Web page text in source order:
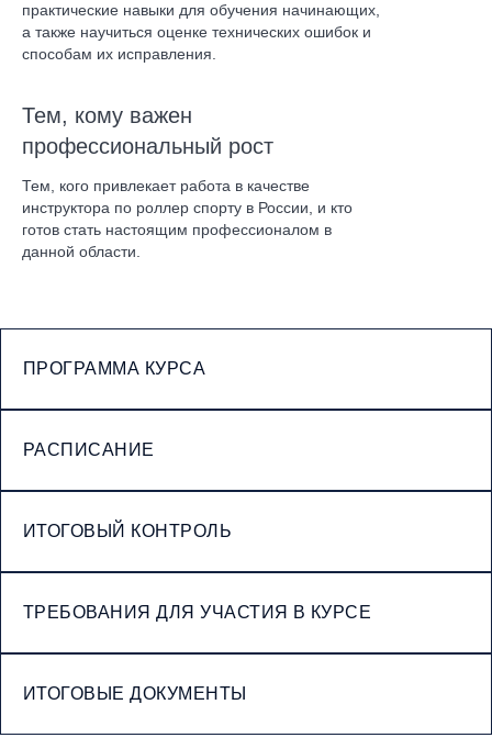
практические навыки для обучения начинающих,
а также научиться оценке технических ошибок и
способам их исправления.
Тем, кому важен
профессиональный рост
Тем, кого привлекает работа в качестве
инструктора по роллер спорту в России, и кто
готов стать настоящим профессионалом в
данной области.
ПРОГРАММА КУРСА
РАСПИСАНИЕ
ИТОГОВЫЙ КОНТРОЛЬ
ТРЕБОВАНИЯ ДЛЯ УЧАСТИЯ В КУРСЕ
ИТОГОВЫЕ ДОКУМЕНТЫ